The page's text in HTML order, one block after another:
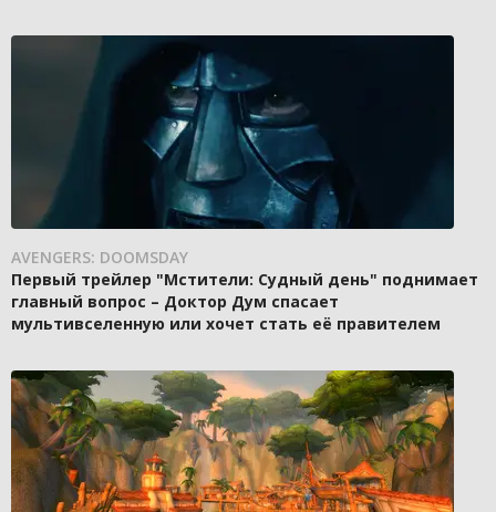
AVENGERS: DOOMSDAY
Первый трейлер "Мстители: Судный день" поднимает
главный вопрос – Доктор Дум спасает
мультивселенную или хочет стать её правителем